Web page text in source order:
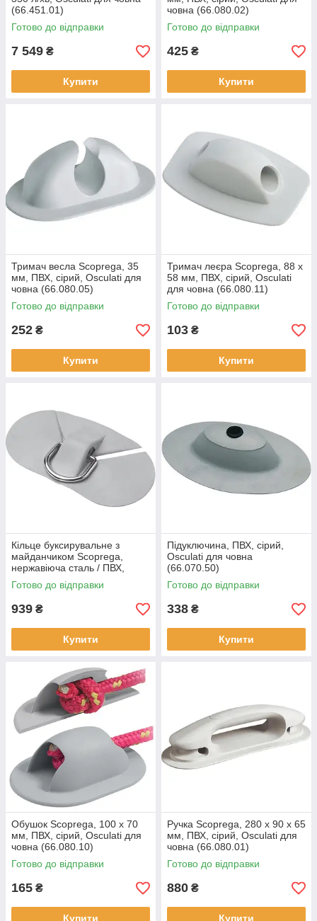
(66.451.01)
Готово до відправки
7 549 ₴
Купити
човна (66.080.02)
Готово до відправки
425 ₴
Купити
Тримач весла Scoprega, 35
мм, ПВХ, сірий, Osculati для
човна (66.080.05)
Готово до відправки
252 ₴
Купити
Тримач леєра Scoprega, 88 х
58 мм, ПВХ, сірий, Osculati
для човна (66.080.11)
Готово до відправки
103 ₴
Купити
Кільце буксирувальне з
майданчиком Scoprega,
нержавіюча сталь / ПВХ,
Osculati для човна
(66.080.25)
Готово до відправки
939 ₴
Купити
Підуключина, ПВХ, сірий,
Osculati для човна
(66.070.50)
Готово до відправки
338 ₴
Купити
Обушок Scoprega, 100 х 70
мм, ПВХ, сірий, Osculati для
човна (66.080.10)
Готово до відправки
165 ₴
Купити
Ручка Scoprega, 280 х 90 х 65
мм, ПВХ, сірий, Osculati для
човна (66.080.01)
Готово до відправки
880 ₴
Купити